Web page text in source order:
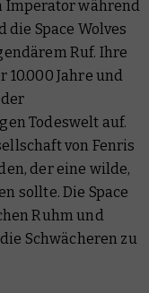
Imperator während
Space Wolves
Ruf. Ihre
Jahre und
Todeswelt auf.
von Fenris
der eine wilde,
sollte. Die Space
Ruhm und
Schwächeren zu